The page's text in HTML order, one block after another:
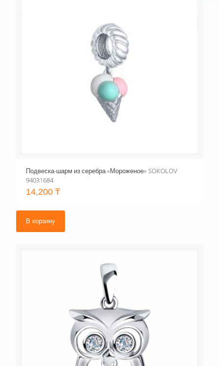
Подвеска-шарм из серебра «Мороженое» SOKOLOV
94031684
14,200 ₸
В корзину